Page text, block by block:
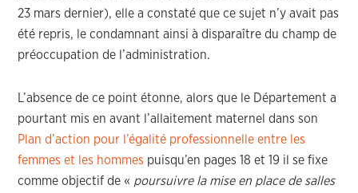
23 mars dernier), elle a constaté que ce sujet n’y avait pas
été repris, le condamnant ainsi à disparaître du champ de
préoccupation de l’administration.
L’absence de ce point étonne, alors que le Département a
pourtant mis en avant l’allaitement maternel dans son
Plan d’action pour l’égalité professionnelle entre les
femmes et les hommes puisqu’en pages 18 et 19 il se fixe
comme objectif de « poursuivre la mise en place de salles